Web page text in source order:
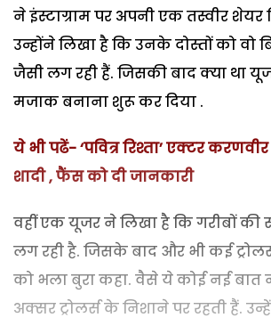
ने इंस्टाग्राम पर अपनी एक तस्वीर
उन्होंने लिखा है कि उनके दोस्तों को वो
जैसी लग रही हैं. जिसकी बाद क्या था
मजाक बनाना शुरू कर दिया .
ये भी पढें- ‘पवित्र रिश्ता’ एक्टर
शादी , फैंस को दी जानकारी
वहीं एक यूजर ने लिखा है कि गरीबों की
लग रही है. जिसके बाद और भी कई
को भला बुरा कहा. वैसे ये कोई नई बात
अक्सर ट्रोलर्स के निशाने पर रहती हैं.